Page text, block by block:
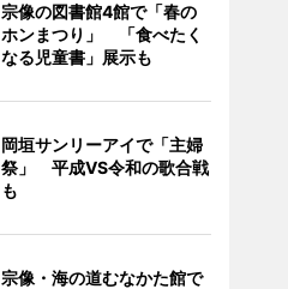
宗像の図書館4館で「春の
ホンまつり」 「食べたく
なる児童書」展示も
岡垣サンリーアイで「主婦
祭」 平成VS令和の歌合戦
も
宗像・海の道むなかた館で